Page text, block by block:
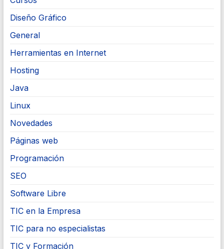
Diseño Gráfico
General
Herramientas en Internet
Hosting
Java
Linux
Novedades
Páginas web
Programación
SEO
Software Libre
TIC en la Empresa
TIC para no especialistas
TIC y Formación